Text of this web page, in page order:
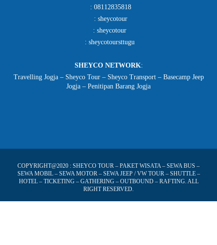
: 08112835818
: sheycotour
: sheycotour
: sheycotoursttugu
SHEYCO NETWORK:
Travelling Jogja– Sheyco Tour– Sheyco Transport– Basecamp Jeep
Jogja – Penitipan Barang Jogja
COPYRIGHT@2020 : SHEYCO TOUR – PAKET WISATA – SEWA BUS –
SEWA MOBIL – SEWA MOTOR – SEWA JEEP / VW TOUR – SHUTTLE –
HOTEL – TICKETING – GATHERING – OUTBOUND – RAFTING. ALL
RIGHT RESERVED.